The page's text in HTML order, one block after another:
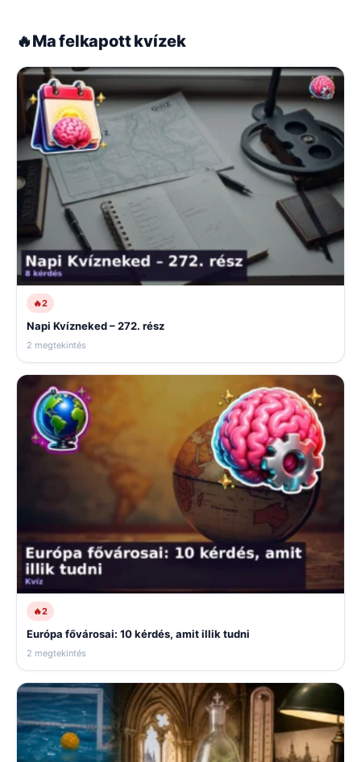
🔥Ma felkapott kvízek
🔥2
Napi Kvízneked – 272. rész
2 megtekintés
🔥2
Európa fővárosai: 10 kérdés, amit illik tudni
2 megtekintés